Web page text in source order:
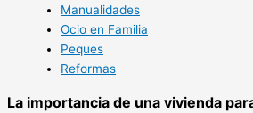
Manualidades
Ocio en Familia
Peques
Reformas
La importancia de una vivienda